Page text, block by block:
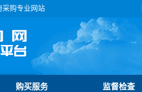
采购专业网站
购买服务 监督检查